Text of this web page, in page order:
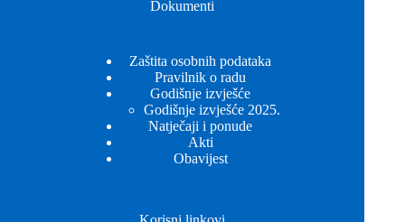
Dokumenti
Zaštita osobnih podataka
Pravilnik o radu
Godišnje izvješće
Godišnje izvješće 2025.
Natječaji i ponude
Akti
Obavijest